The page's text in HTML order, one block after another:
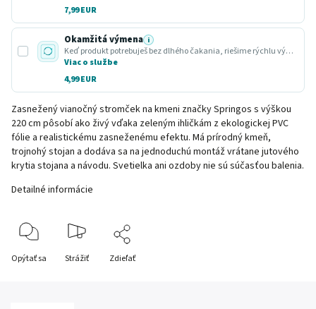
7,99 EUR
Okamžitá výmena i
Keď produkt potrebuješ bez dlhého čakania, riešime rýchlu výmenu za funkčný kus.
Viac o službe
4,99 EUR
Zasnežený vianočný stromček na kmeni značky Springos s výškou
220 cm pôsobí ako živý vďaka zeleným ihličkám z ekologickej PVC
fólie a realistickému zasneženému efektu. Má prírodný kmeň,
trojnohý stojan a dodáva sa na jednoduchú montáž vrátane jutového
krytia stojana a návodu. Svetielka ani ozdoby nie sú súčasťou balenia.
Detailné informácie
Opýtať sa Strážiť Zdieľať